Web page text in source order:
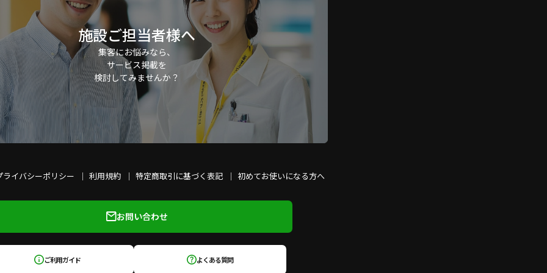
施設ご担当者様へ
集客にお悩みなら、
サービス掲載を
検討してみませんか？
ライバシーポリシー 利用規約 特定商取引に基づく表記 初めてお使いになる方へ
お問い合わせ
ご利用ガイド よくある質問